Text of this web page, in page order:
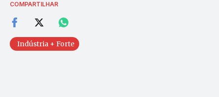
COMPARTILHAR
Indústria + Forte